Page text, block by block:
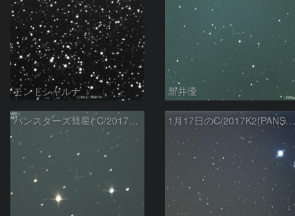
モンドシャルナ 新井優
パンスターズ彗星( C/2017K2 )：2024/01/15 1月17日のC/2017K2(PANSTARRS)